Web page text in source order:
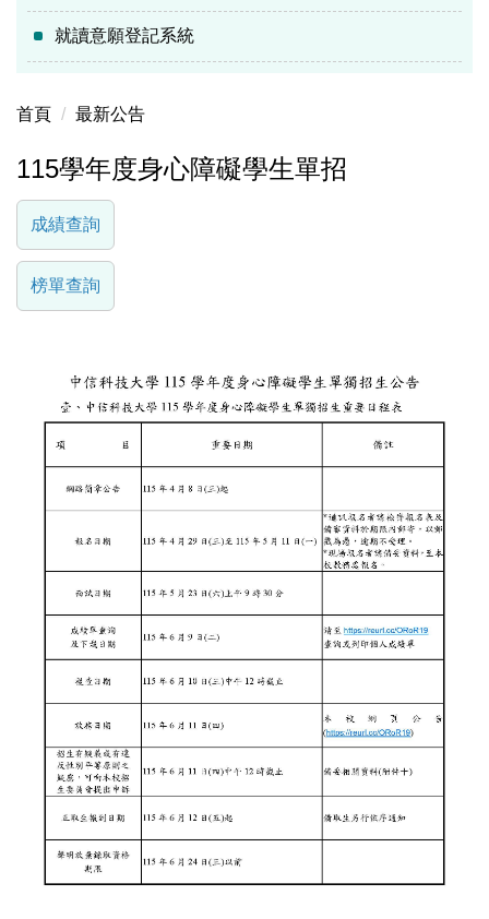
就讀意願登記系統
首頁 最新公告
115學年度身心障礙學生單招
成績查詢
榜單查詢